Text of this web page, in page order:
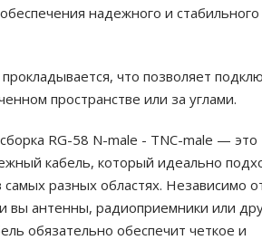
надежного и стабильного
что позволяет
пространстве или за углами.
RG-58 N-male - TNC-male — это
кабель, который идеально
самых разных областях. Независимо
вы антенны, радиоприемники или
обязательно обеспечит четкое и